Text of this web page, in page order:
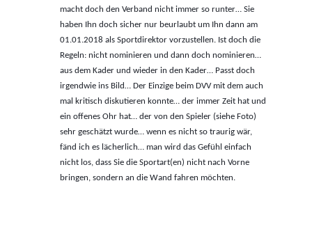
macht doch den Verband nicht immer so runter… Sie
haben Ihn doch sicher nur beurlaubt um Ihn dann am
01.01.2018 als Sportdirektor vorzustellen. Ist doch die
Regeln: nicht nominieren und dann doch nominieren…
aus dem Kader und wieder in den Kader… Passt doch
irgendwie ins Bild… Der Einzige beim DVV mit dem auch
mal kritisch diskutieren konnte… der immer Zeit hat und
ein offenes Ohr hat… der von den Spieler (siehe Foto)
sehr geschätzt wurde… wenn es nicht so traurig wär,
fänd ich es lächerlich… man wird das Gefühl einfach
nicht los, dass Sie die Sportart(en) nicht nach Vorne
bringen, sondern an die Wand fahren möchten.